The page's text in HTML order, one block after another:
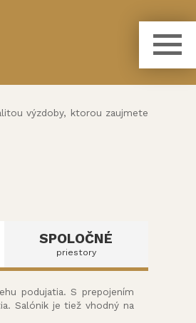
výzdoby, ktorou zaujmete
podujatia. S prepojením
Salónik je tiež vhodný na
SPOLOČNÉ
priestory